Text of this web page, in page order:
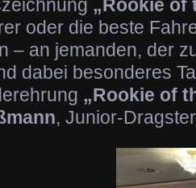
„Rookie of
oder die beste
– an jemanden, der
dabei besonderes
„Rookie of
, Junior-